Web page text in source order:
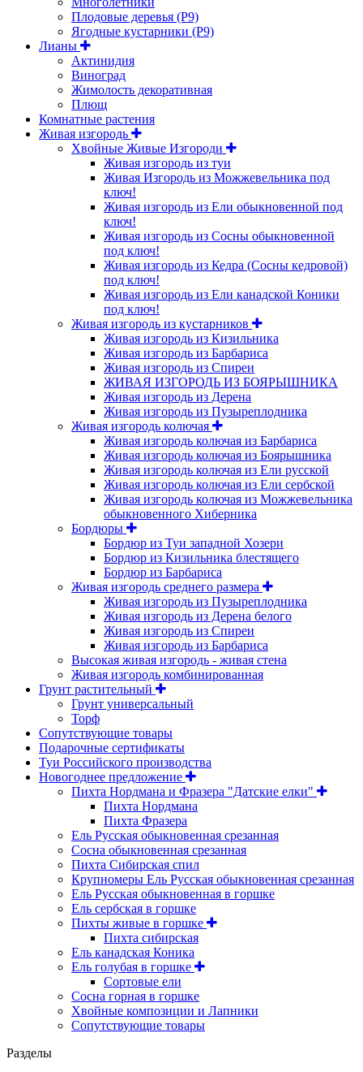
Плодовые деревья (Р9)
Ягодные кустарники (Р9)
Лианы
Актинидия
Виноград
Жимолость декоративная
Плющ
Комнатные растения
Живая изгородь
Хвойные Живые Изгороди
Живая изгородь из туи
Живая Изгородь из Можжевельника под
ключ!
Живая изгородь из Ели обыкновенной под
ключ!
Живая изгородь из Сосны обыкновенной
под ключ!
Живая изгородь из Кедра (Сосны кедровой)
под ключ!
Живая изгородь из Ели канадской Коники
под ключ!
Живая изгородь из кустарников
Живая изгородь из Кизильника
Живая изгородь из Барбариса
Живая изгородь из Спиреи
ЖИВАЯ ИЗГОРОДЬ ИЗ БОЯРЫШНИКА
Живая изгородь из Дерена
Живая изгородь из Пузыреплодника
Живая изгородь колючая
Живая изгородь колючая из Барбариса
Живая изгородь колючая из Боярышника
Живая изгородь колючая из Ели русской
Живая изгородь колючая из Ели сербской
Живая изгородь колючая из Можжевельника
обыкновенного Хиберника
Бордюры
Бордюр из Туи западной Хозери
Бордюр из Кизильника блестящего
Бордюр из Барбариса
Живая изгородь среднего размера
Живая изгородь из Пузыреплодника
Живая изгородь из Дерена белого
Живая изгородь из Спиреи
Живая изгородь из Барбариса
Высокая живая изгородь - живая стена
Живая изгородь комбинированная
Грунт растительный
Грунт универсальный
Торф
Сопутствующие товары
Подарочные сертификаты
Туи Российского производства
Новогоднее предложение
Пихта Нордмана и Фразера "Датские елки"
Пихта Нордмана
Пихта Фразера
Ель Русская обыкновенная срезанная
Сосна обыкновенная срезанная
Пихта Сибирская спил
Крупномеры Ель Русская обыкновенная срезанная
Ель Русская обыкновенная в горшке
Ель сербская в горшке
Пихты живые в горшке
Пихта сибирская
Ель канадская Коника
Ель голубая в горшке
Сортовые ели
Сосна горная в горшке
Хвойные композиции и Лапники
Сопутствующие товары
Разделы